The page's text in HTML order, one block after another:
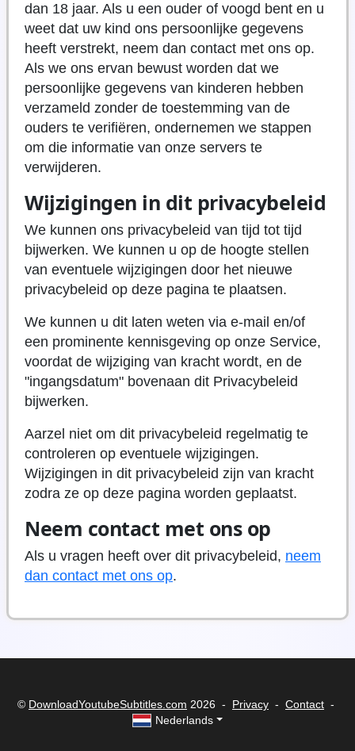
dan 18 jaar. Als u een ouder of voogd bent en u
weet dat uw kind ons persoonlijke gegevens
heeft verstrekt, neem dan contact met ons op.
Als we ons ervan bewust worden dat we
persoonlijke gegevens van kinderen hebben
verzameld zonder de toestemming van de
ouders te verifiëren, ondernemen we stappen
om die informatie van onze servers te
verwijderen.
Wijzigingen in dit privacybeleid
We kunnen ons privacybeleid van tijd tot tijd
bijwerken. We kunnen u op de hoogte stellen
van eventuele wijzigingen door het nieuwe
privacybeleid op deze pagina te plaatsen.
We kunnen u dit laten weten via e-mail en/of
een prominente kennisgeving op onze Service,
voordat de wijziging van kracht wordt, en de
"ingangsdatum" bovenaan dit Privacybeleid
bijwerken.
Aarzel niet om dit privacybeleid regelmatig te
controleren op eventuele wijzigingen.
Wijzigingen in dit privacybeleid zijn van kracht
zodra ze op deze pagina worden geplaatst.
Neem contact met ons op
Als u vragen heeft over dit privacybeleid, neem
dan contact met ons op.
© DownloadYoutubeSubtitles.com 2026 - Privacy - Contact -
Nederlands